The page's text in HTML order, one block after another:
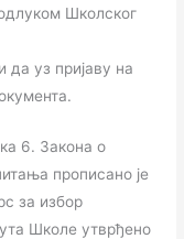
Школског
уз пријаву на
6. Закона о
прописано је
за избор
Школе утврђено